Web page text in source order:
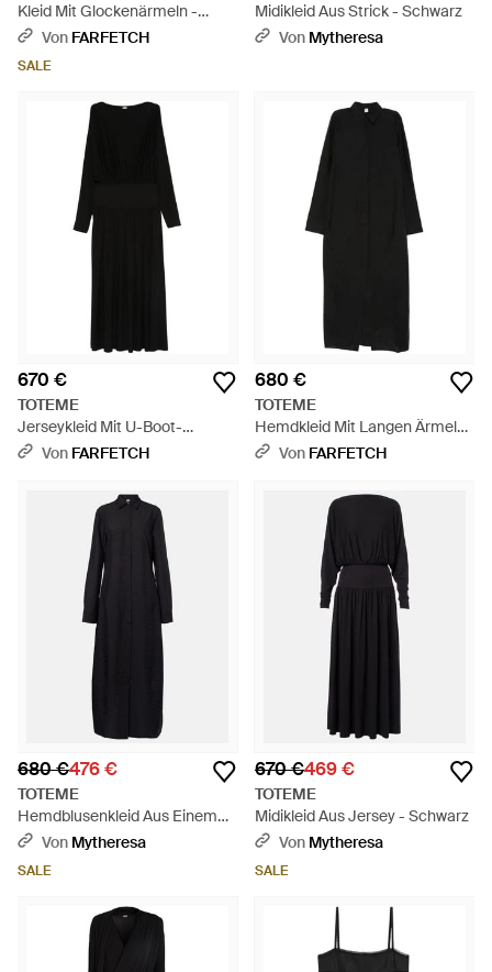
Kleid Mit Glockenärmeln -
Schwarz
Von FARFETCH
SALE
Midikleid Aus Strick - Schwarz
Von Mytheresa
670 €
TOTEME
Jerseykleid Mit U-Boot-
Ausschnitt - Schwarz
Von FARFETCH
680 €
TOTEME
Hemdkleid Mit Langen Ärmeln
- Schwarz
Von FARFETCH
680 €476 €
TOTEME
Hemdblusenkleid Aus Einem
Seidengemisch - Schwarz
Von Mytheresa
SALE
670 €469 €
TOTEME
Midikleid Aus Jersey - Schwarz
Von Mytheresa
SALE